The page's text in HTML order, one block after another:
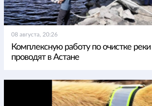
08 августа, 20:26
Комплексную работу по очистке
проводят в Астане